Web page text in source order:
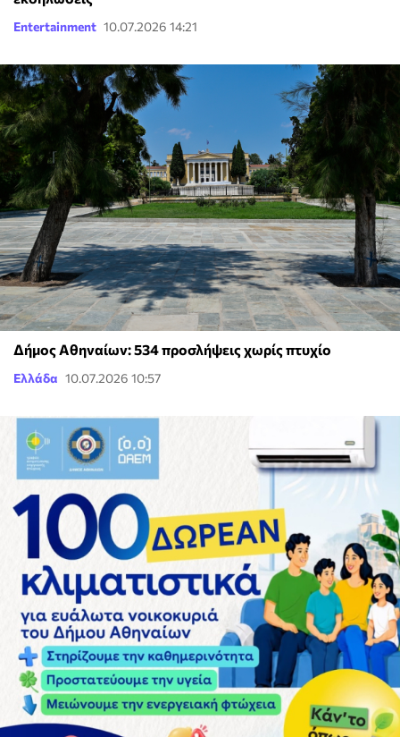
Entertainment 10.07.2026 14:21
Δήμος Αθηναίων: 534 προσλήψεις χωρίς πτυχίο
Ελλάδα 10.07.2026 10:57